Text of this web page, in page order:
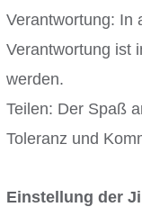
Verantwortung: In
Verantwortung ist
werden.
Teilen: Der Spaß
Toleranz und
Einstellung der